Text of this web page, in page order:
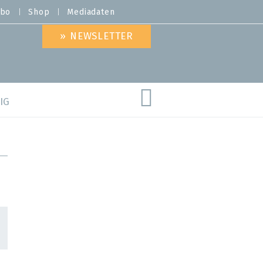
Shop Mediadaten
» NEWSLETTER